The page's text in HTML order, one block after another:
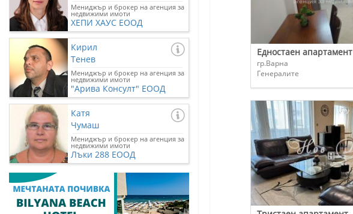
Мениджър и брокер на агенция за
недвижими имоти
ХЕПИ ХАУС ЕООД
Кирил
Тенев
Мениджър и брокер на агенция за
недвижими имоти
"Арива Консулт" ЕООД
Катя
Чумаш
Мениджър и брокер на агенция за
недвижими имоти
Лъки 288 ЕООД
Едностаен апартамент
гр.Варна
Генералите